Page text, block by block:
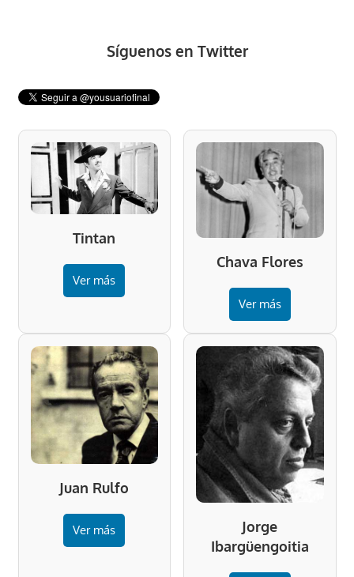
Síguenos en Twitter
Tintan
Ver más
Chava Flores
Ver más
Juan Rulfo
Ver más
Jorge
Ibargüengoitia